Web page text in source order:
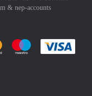
& nep-accounts
gemakkelijk af met Paypal
Je rekent gemakkelijk af met
Je rekent